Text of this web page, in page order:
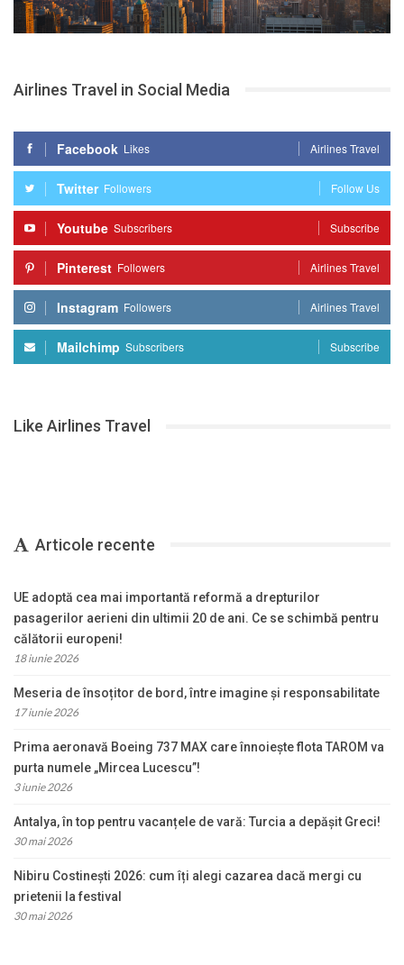
Airlines Travel in Social Media
Facebook Likes Airlines Travel
Twitter Followers Follow Us
Youtube Subscribers Subscribe
Pinterest Followers Airlines Travel
Instagram Followers Airlines Travel
Mailchimp Subscribers Subscribe
Like Airlines Travel
Articole recente
UE adoptă cea mai importantă reformă a drepturilor
pasagerilor aerieni din ultimii 20 de ani. Ce se schimbă pentru
călătorii europeni!
18 iunie 2026
Meseria de însoțitor de bord, între imagine și responsabilitate
17 iunie 2026
Prima aeronavă Boeing 737 MAX care înnoiește flota TAROM va
purta numele „Mircea Lucescu”!
3 iunie 2026
Antalya, în top pentru vacanțele de vară: Turcia a depășit Greci!
30 mai 2026
Nibiru Costinești 2026: cum îți alegi cazarea dacă mergi cu
prietenii la festival
30 mai 2026